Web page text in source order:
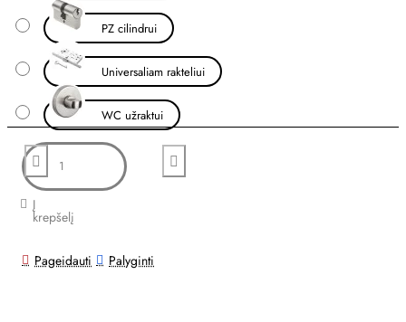
PZ cilindrui
Universaliam rakteliui
WC užraktui
Į
krepšelį
Pageidauti Palyginti